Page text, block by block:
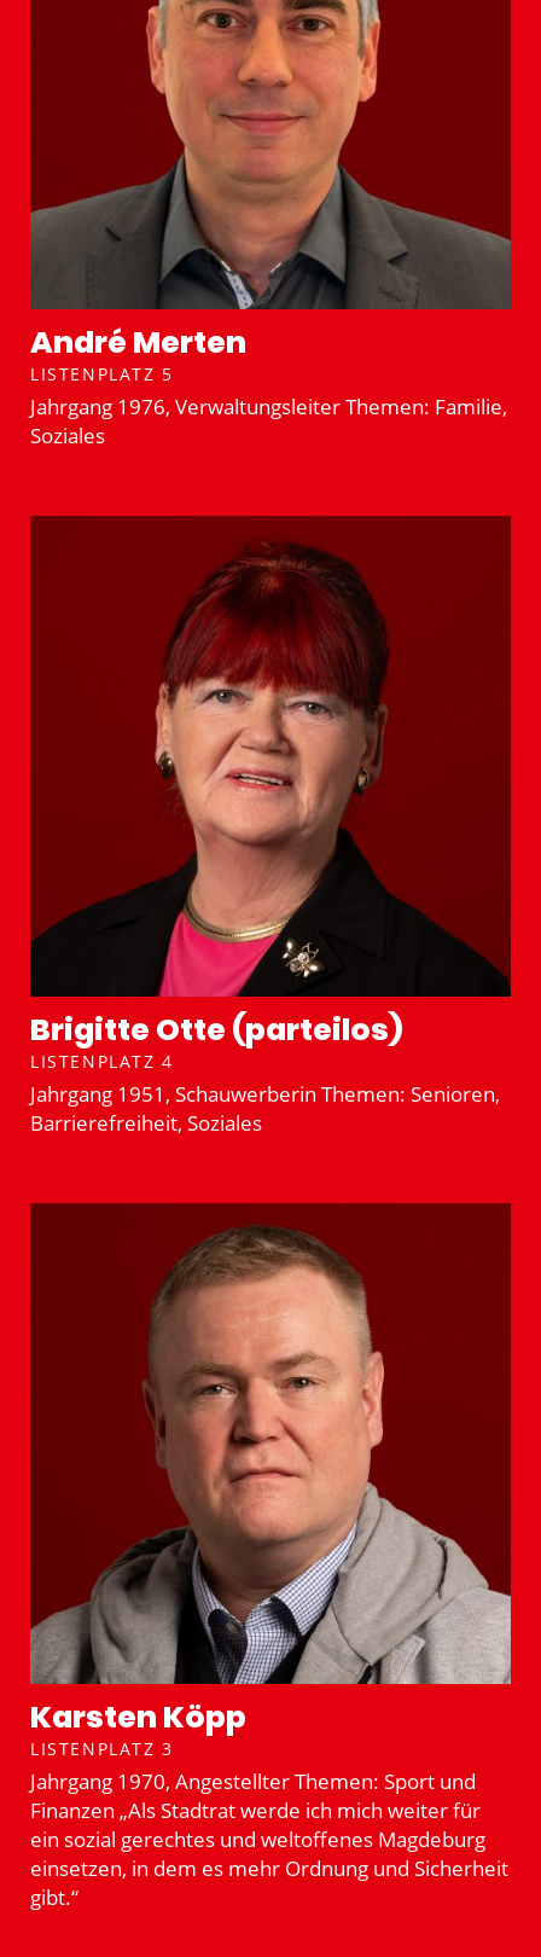
André Merten
LISTENPLATZ 5
Jahrgang 1976, Verwal­tungs­leiter Themen: Familie,
Soziales
Brigitte Otte (parteilos)
LISTENPLATZ 4
Jahrgang 1951, Schau­wer­berin Themen: Senioren,
Barrie­re­freiheit, Soziales
Karsten Köpp
LISTENPLATZ 3
Jahrgang 1970, Angestellter Themen: Sport und
Finanzen „Als Stadtrat werde ich mich weiter für
ein sozial gerechtes und weltof­fenes Magdeburg
einsetzen, in dem es mehr Ordnung und Sicherheit
gibt.“